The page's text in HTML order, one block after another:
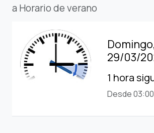
a Horario de verano
Domingo,
29/03/
1 hora
Desde